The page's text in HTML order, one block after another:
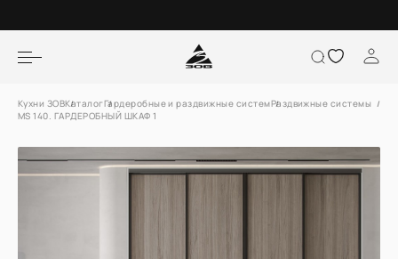
Кухни ЗОВКаталогГардеробные и раздвижные системРаздвижные системы
MS 140. ГАРДЕРОБНЫЙ ШКАФ 1